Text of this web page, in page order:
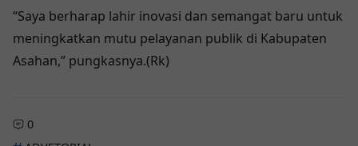
“Saya berharap lahir inovasi dan semangat baru untuk
meningkatkan mutu pelayanan publik di Kabupaten
Asahan,” pungkasnya.(Rk)
0